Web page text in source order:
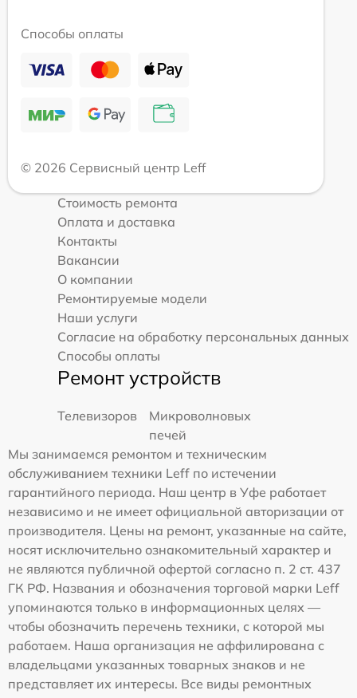
Способы оплаты
© 2026 Сервисный центр Leff
Стоимость ремонта
Оплата и доставка
Контакты
Вакансии
О компании
Ремонтируемые модели
Наши услуги
Согласие на обработку персональных данных
Способы оплаты
Ремонт устройств
Телевизоров
Микроволновых
печей
Мы занимаемся ремонтом и техническим
обслуживанием техники Leff по истечении
гарантийного периода. Наш центр в Уфе работает
независимо и не имеет официальной авторизации от
производителя. Цены на ремонт, указанные на сайте,
носят исключительно ознакомительный характер и
не являются публичной офертой согласно п. 2 ст. 437
ГК РФ. Названия и обозначения торговой марки Leff
упоминаются только в информационных целях —
чтобы обозначить перечень техники, с которой мы
работаем. Наша организация не аффилирована с
владельцами указанных товарных знаков и не
представляет их интересы. Все виды ремонтных